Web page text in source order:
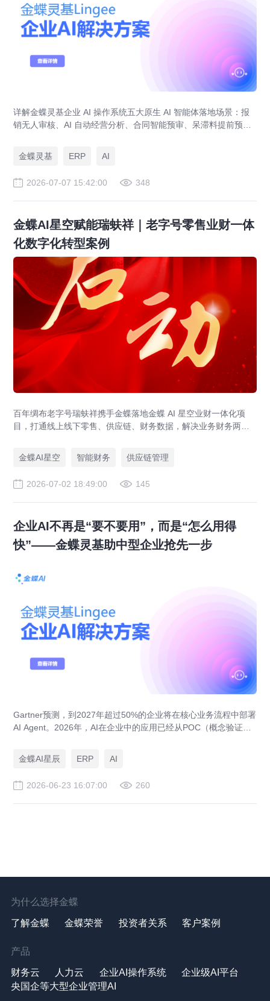
详解金蝶灵基企业 AI 操作系统五大原生 AI 智能体落地场景：报
销无人审核、AI 自动经营分析、合同智能预审、呆滞料提前预
金蝶灵基
ERP AI
2026-07-07 15:42:00 348
金蝶AI星空赋能瑞蚨祥｜老字号零售业财一体
化数字化转型案例
百年绸布老字号瑞蚨祥携手金蝶落地金蝶 AI 星空业财一体化项
目，打通线上线下零售、供应链、财务数据，解决业务财务两张
金蝶AI星空
智能财务 供应链管理
2026-07-02 18:49:00 145
企业AI不再是“要不要用”，而是“怎么用得
快”——金蝶灵基助中型企业抢先一步
Gartner预测，到2027年超过50%的企业将在核心业务流程中部署
AI Agent。2026年，AI在企业中的应用已经从POC（概念验证）
是"别人已经在用了，我还在等什么"。金蝶灵基在现有业务系统之
上增加AI原生能力——让AI理解企业数据、业务规则和工作语
金蝶AI星辰 ERP AI
2026-06-23 16:07:00 260
为什么选择金蝶
了解金蝶 金蝶荣誉 投资者关系 客户案例
产品
财务云 人力云 企业AI操作系统
企业级AI平台
央国企等大型企业管理AI